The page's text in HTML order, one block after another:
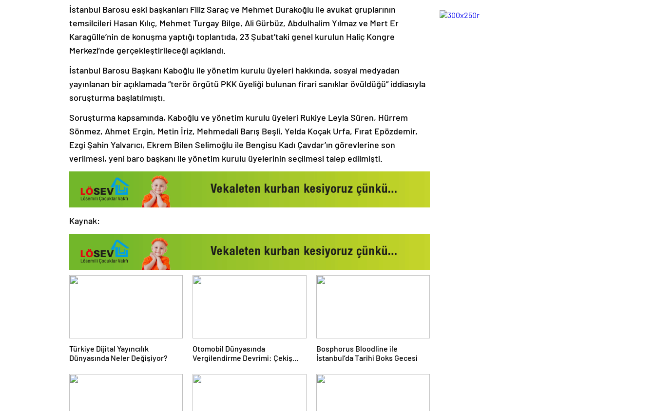
İstanbul Barosu eski başkanları Filiz Saraç ve Mehmet Durakoğlu ile avukat gruplarının
temsilcileri Hasan Kılıç, Mehmet Turgay Bilge, Ali Gürbüz, Abdulhalim Yılmaz ve Mert Er
Karagülle’nin de konuşma yaptığı toplantıda, 23 Şubat’taki genel kurulun Haliç Kongre
Merkezi’nde gerçekleştirileceği açıklandı.
İstanbul Barosu Başkanı Kaboğlu ile yönetim kurulu üyeleri hakkında, sosyal medyadan
yayınlanan bir açıklamada “terör örgütü PKK üyeliği bulunan firari sanıklar övüldüğü” iddiasıyla
soruşturma başlatılmıştı.
Soruşturma kapsamında, Kaboğlu ve yönetim kurulu üyeleri Rukiye Leyla Süren, Hürrem
Sönmez, Ahmet Ergin, Metin İriz, Mehmedali Barış Beşli, Yelda Koçak Urfa, Fırat Epözdemir,
Ezgi Şahin Yalvarıcı, Ekrem Bilen Selimoğlu ile Bengisu Kadı Çavdar’ın görevlerine son
verilmesi, yeni baro başkanı ile yönetim kurulu üyelerinin seçilmesi talep edilmişti.
Kaynak:
Türkiye Dijital Yayıncılık
Dünyasında Neler Değişiyor?
Otomobil Dünyasında
Vergilendirme Devrimi: Çekiş
Bosphorus Bloodline ile
İstanbul’da Tarihi Boks Gecesi
Elektrikli Akaryakıt